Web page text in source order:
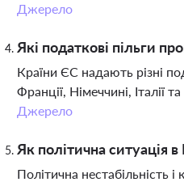
Джерело
Які податкові пільги
Країни ЄС надають різні
Франції, Німеччині, Італії
Джерело
Як політична ситуація
Політична нестабільність